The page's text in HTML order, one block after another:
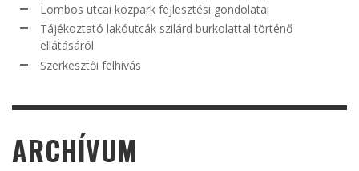
Lombos utcai közpark fejlesztési gondolatai
Tájékoztató lakóutcák szilárd burkolattal történő
ellátásáról
Szerkesztői felhívás
ARCHÍVUM